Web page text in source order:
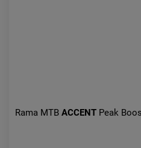
Rama MTB ACCENT Peak